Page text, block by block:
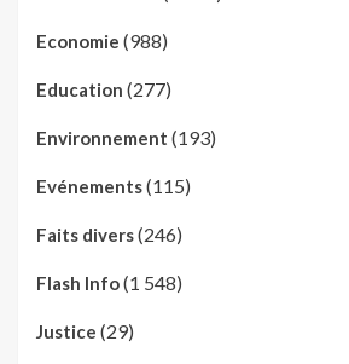
Economie (988)
Education (277)
Environnement (193)
Evénements(115)
Faits divers(246)
Flash Info(1 548)
Justice (29)